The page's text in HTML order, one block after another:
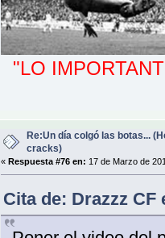
"LO
Re:Un día colgó las botas...
cracks)
«Respuesta #76 en: 17 de Marzo de
Cita de: Drazzz CF